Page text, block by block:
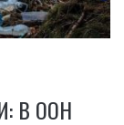
В ООН